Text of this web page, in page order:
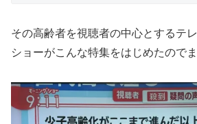
その高齢者を視聴者の中心とするテ
ショーがこんな特集をはじめたので